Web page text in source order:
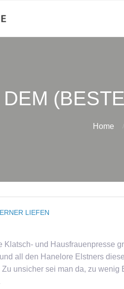
Home
LIEFEN
Klatsch- und Hausfrauenpresse
all den Hanelore Elstners
unsicher sei man da, zu